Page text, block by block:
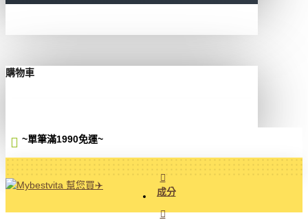
購物車
~單筆滿1990免運~
成分